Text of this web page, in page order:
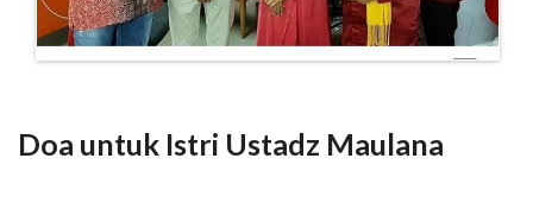
Doa untuk Istri Ustadz Maulana